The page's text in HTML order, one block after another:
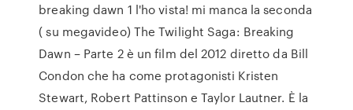
breaking dawn 1 l'ho vista! mi manca la seconda
( su megavideo) The Twilight Saga: Breaking
Dawn – Parte 2 è un film del 2012 diretto da Bill
Condon che ha come protagonisti Kristen
Stewart, Robert Pattinson e Taylor Lautner. È la